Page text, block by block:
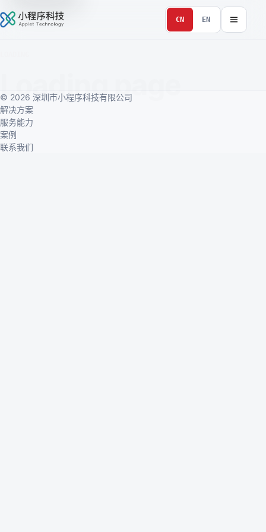
CN EN
Loading page
© 2026 深圳市小程序科技有限公司
解决方案
服务能力
案例
联系我们